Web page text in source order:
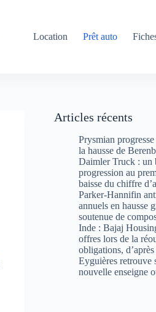
Location Prêt auto
Articles récents
Prysmian
la hausse de
Daimler Truck : un
progression au
baisse du chiffre
Parker-Hannifin
annuels en hausse
soutenue de
Inde : Bajaj
offres lors de la
obligations,
Eyguières retrouve
nouvelle enseigne